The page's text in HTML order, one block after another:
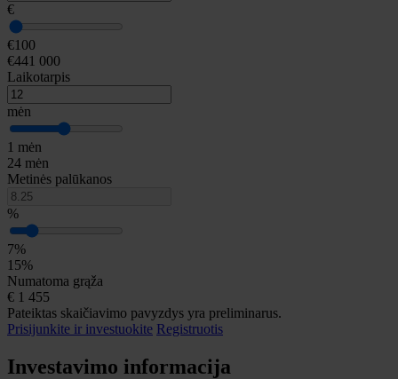
€
€100
€441 000
Laikotarpis
mėn
1 mėn
24 mėn
Metinės palūkanos
%
7%
15%
Numatoma grąža
€ 1 455
Pateiktas skaičiavimo pavyzdys yra preliminarus.
Prisijunkite ir investuokite Registruotis
Investavimo informacija